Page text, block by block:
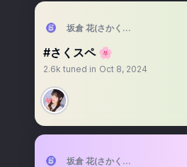
坂倉 花(さかくら さくら)
#さくスペ 🌸
2.6k tuned in Oct 8, 2024
坂倉 花(さかくら さくら)